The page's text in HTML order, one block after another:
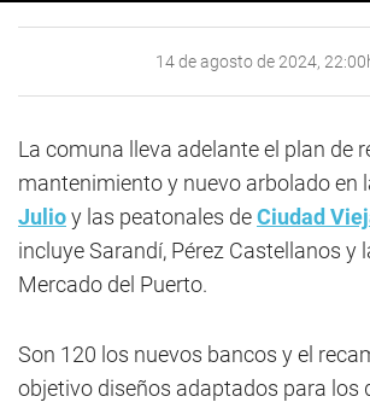
14 de agosto de 2024,
La comuna lleva adelante el plan de
mantenimiento y nuevo arbolado en
Julioy las peatonales deCiudad
incluye Sarandí, Pérez Castellanos y
Mercado del Puerto.
Son 120 los nuevos bancos y el
objetivo diseños adaptados para los